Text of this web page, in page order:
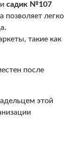
и садик №107
позволяет легко
такие как
после
этой